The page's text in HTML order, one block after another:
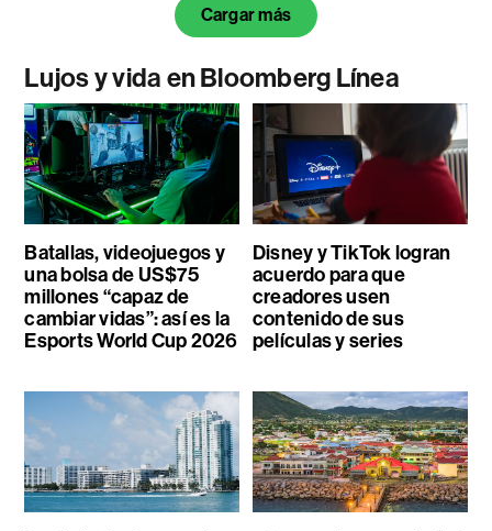
Cargar más
Lujos y vida en Bloomberg Línea
Batallas, videojuegos y
una bolsa de US$75
millones “capaz de
cambiar vidas”: así es la
Esports World Cup 2026
Disney y TikTok logran
acuerdo para que
creadores usen
contenido de sus
películas y series